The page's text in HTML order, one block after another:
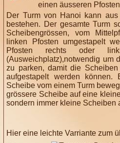
Der Turm von Hanoi kann
bestehen. Der gesamte Turm
Scheibengrössen, vom
linken Pfosten umgestapelt
Pfosten rechts oder
(Ausweichplatz),notwendig um
zu parken, damit die
aufgestapelt werden
Scheibe vom einem Turm
grössere Scheibe auf eine
sondern immer kleine Scheiben
Hier eine leichte Varriante zum